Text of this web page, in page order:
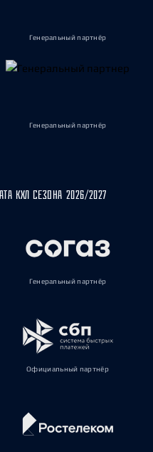
Генеральный партнёр
Генеральный партнёр
КХЛ СЕЗОНА 2026/2027
Генеральный партнёр
Официальный партнёр